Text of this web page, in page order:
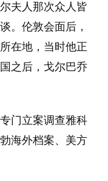
夫人那次众人皆
。伦敦会面后，
在地，当时他正
之后，戈尔巴乔
门立案调查雅科
海外档案、美方